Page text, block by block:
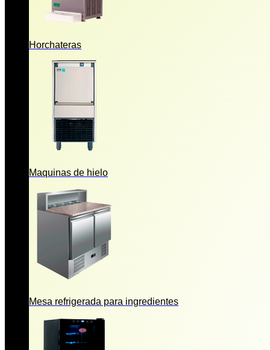
Horchateras
Maquinas de hielo
Mesa refrigerada para ingredientes